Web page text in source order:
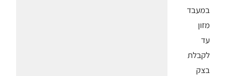
במעבד
מזון
עד
לקבלת
בצק